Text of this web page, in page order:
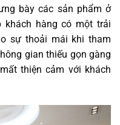
bày các sản phẩm ở
khách hàng có một trải
sự thoải mái khi tham
gian thiếu gọn gàng
thiện cảm với khách